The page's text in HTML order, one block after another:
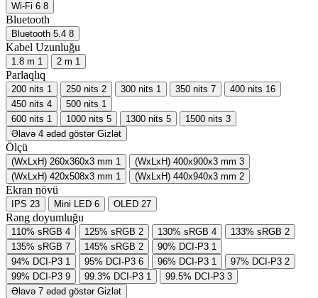
Wi-Fi 6 8
Bluetooth
Bluetooth 5.4 8
Kabel Uzunluğu
1.8 m 1 2 m 1
Parlaqlıq
200 nits 1 250 nits 2 300 nits 1 350 nits 7 400 nits 16
450 nits 4 500 nits 1
600 nits 1 1000 nits 5 1300 nits 5 1500 nits 3
Əlavə 4 ədəd göstər Gizlət
Ölçü
(WxLxH) 260x360x3 mm 1 (WxLxH) 400x900x3 mm 3
(WxLxH) 420x508x3 mm 1 (WxLxH) 440x940x3 mm 2
Ekran növü
IPS 23 Mini LED 6 OLED 27
Rəng doyumluğu
110% sRGB 4 125% sRGB 2 130% sRGB 4 133% sRGB 2
135% sRGB 7 145% sRGB 2 90% DCI-P3 1
94% DCI-P3 1 95% DCI-P3 6 96% DCI-P3 1 97% DCI-P3 2
99% DCI-P3 9 99.3% DCI-P3 1 99.5% DCI-P3 3
Əlavə 7 ədəd göstər Gizlət